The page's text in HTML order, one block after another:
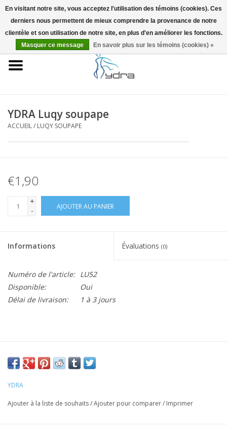
EUR
Accueil
YDRA Luqy soupape
ACCUEIL/ LUQY SOUPAPE
€1,90
+
-
AJOUTER AU PANIER
Informations Évaluations (0)
Numéro de l'article: LU52
Disponible:
Oui
Délai de livraison:
1 à 3 jours
YDRA
Ajouter à la liste de souhaits/Ajouter pour comparer/ Imprimer
En visitant notre site, vous acceptez l'utilisation des témoins (cookies). Ces
derniers nous permettent de mieux comprendre la provenance de notre
clientèle et son utilisation de notre site, en plus d'en améliorer les fonctions.
Masquer ce message
En savoir plus sur les témoins (cookies) »